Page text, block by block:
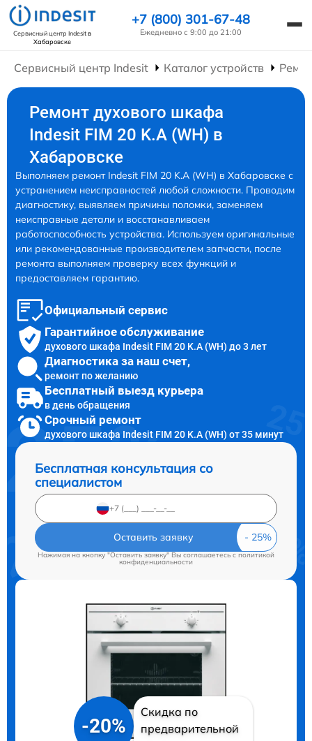
Сервисный центр Indesitв
Хабаровске
+7 (800) 301-67-48
Ежедневно с 9:00 до 21:00
Сервисный центр Indesit Каталог устройств
Ремонт духового шкафа
Indesit FIM 20 K.A (WH) в
Хабаровске
Выполняем ремонт Indesit FIM 20 K.A (WH) в Хабаровске с
устранением неисправностей любой сложности. Проводим
диагностику, выявляем причины поломки, заменяем
неисправные детали и восстанавливаем
работоспособность устройства. Используем оригинальные
или рекомендованные производителем запчасти, после
ремонта выполняем проверку всех функций и
предоставляем гарантию.
Официальный сервис
Гарантийное обслуживание
духового шкафа Indesit FIM 20 K.A (WH) до 3 лет
Диагностика за наш счет,
ремонт по желанию
Бесплатный выезд курьера
в день обращения
Срочный ремонт
духового шкафа Indesit FIM 20 K.A (WH) от 35 минут
Бесплатная консультация со
специалистом
Оставить заявку
Нажимая на кнопку "Оставить заявку" Вы соглашаетесь cполитикой
конфиденциальности
-20%
Скидка по
предварительной